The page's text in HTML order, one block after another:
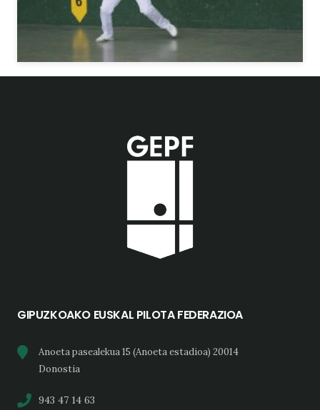
GIPUZKOAKO EUSKAL PILOTA FEDERAZIOA
Anoeta pasealekua 15 (Anoeta estadioa) 20014
Donostia
943 47 14 63